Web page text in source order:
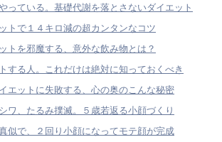
っている。基礎代謝を落とさないダイエット
トで１４キロ減の超カンタンなコツ
トを邪魔する、意外な飲み物とは？
する人。これだけは絶対に知っておくべき
エットに失敗する、心の奥のこんな秘密
ワ、たるみ撲滅。５歳若返る小顔づくり
似で、２回り小顔になってモテ顔が完成